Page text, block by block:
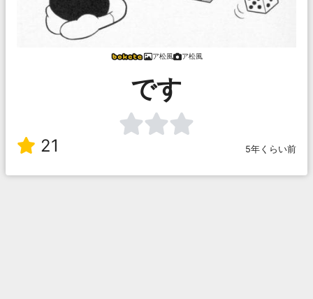
ア松風 ア松風
です
21 5年くらい前